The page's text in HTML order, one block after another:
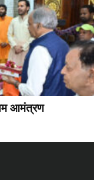
आमंत्रण